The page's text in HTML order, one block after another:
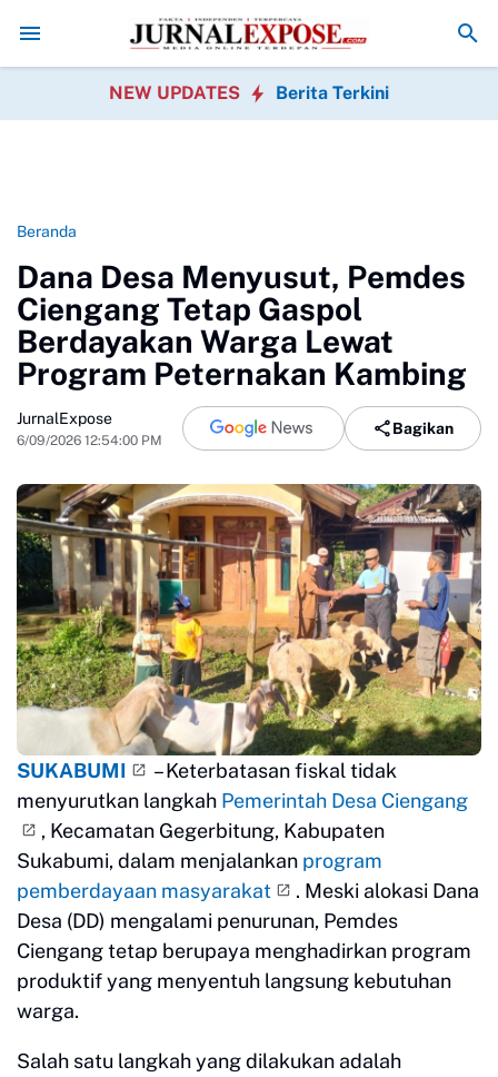
Polres Nias, Perkuat Sinergi TNI AL dan Polri Jaga Kamtibmas
NEW UPDATES Berita Terkini
Beranda
Dana Desa Menyusut, Pemdes
Ciengang Tetap Gaspol
Berdayakan Warga Lewat
Program Peternakan Kambing
JurnalExpose
6/09/2026 12:54:00 PM
Bagikan
SUKABUMI
– Keterbatasan fiskal tidak
menyurutkan langkah Pemerintah Desa Ciengang
, Kecamatan Gegerbitung, Kabupaten
Sukabumi, dalam menjalankan program
pemberdayaan masyarakat
. Meski alokasi Dana
Desa (DD) mengalami penurunan, Pemdes
Ciengang tetap berupaya menghadirkan program
produktif yang menyentuh langsung kebutuhan
warga.
Salah satu langkah yang dilakukan adalah